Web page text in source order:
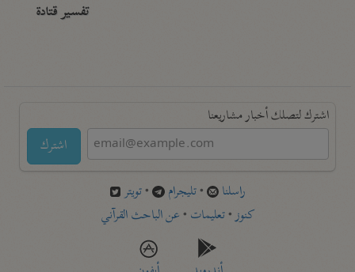
تفسير قتادة
اشترك لتصلك أخبار مشاريعنا
اشترك
راسلنا •تليجرام •تويتر
كنوز•تعليمات •عن الباحث القرآني